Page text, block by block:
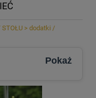
STOŁU > dodatki /
Pokaż